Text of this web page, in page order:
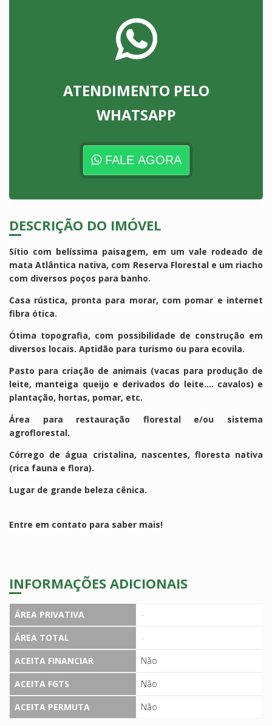
ATENDIMENTO PELO
WHATSAPP
FALE AGORA
DESCRIÇÃO DO IMÓVEL
Sítio com belíssima paisagem, em um vale rodeado de
mata Atlântica nativa, com Reserva Florestal e um riacho
com diversos poços para banho.
Casa rústica, pronta para morar, com pomar e internet
fibra ótica.
Ótima topografia, com possibilidade de construção em
diversos locais. Aptidão para turismo ou para ecovila.
Pasto para criação de animais (vacas para produção de
leite, manteiga queijo e derivados do leite.... cavalos) e
plantação, hortas, pomar, etc.
Área para restauração florestal e/ou sistema
agroflorestal.
Córrego de água cristalina, nascentes, floresta nativa
(rica fauna e flora).
Lugar de grande beleza cênica.
Entre em contato para saber mais!
INFORMAÇÕES ADICIONAIS
ÁREA PRIVATIVA -
ÁREA TOTAL -
ACEITA FINANCIAR
Não
ACEITA FGTS
Não
ACEITA PERMUTA
Não